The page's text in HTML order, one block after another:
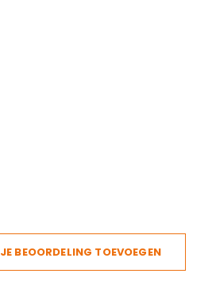
JE BEOORDELING TOEVOEGEN